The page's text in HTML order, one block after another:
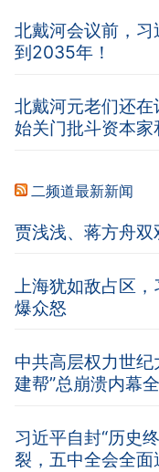
北戴河会议前，
到2035年！
北戴河元老们还
始关门批斗资本家
二频道最新新闻
贾浅浅、蒋方舟
上海犹如敌占区
爆众怒
中共高层权力世
建帮”总崩溃内幕
习近平自封“历史
裂，五中全会全面